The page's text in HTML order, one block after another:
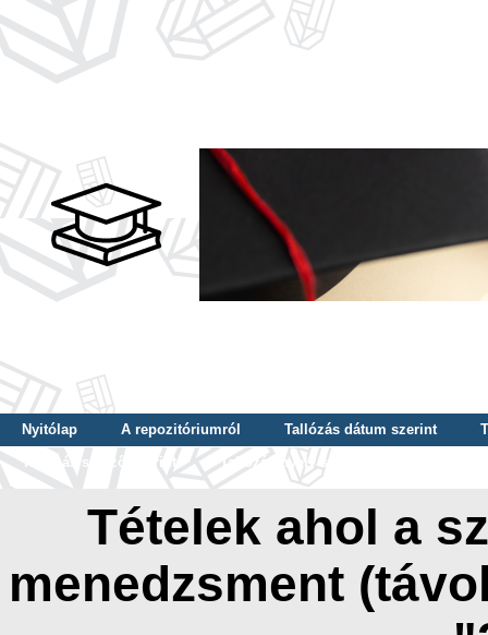
Nyitólap A repozitóriumról Tallózás dátum szerint
Tallózás szerző szerint
Tallózás nyelv szerint
Tételek ahol a
menedzsment